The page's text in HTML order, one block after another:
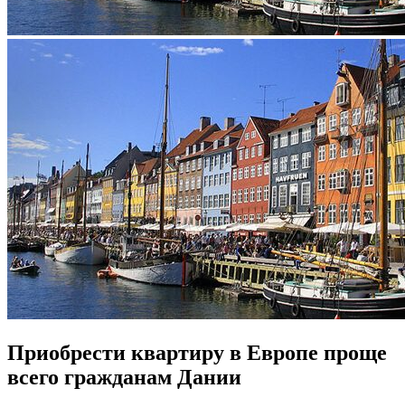
Приобрести квартиру в Европе проще
всего гражданам Дании